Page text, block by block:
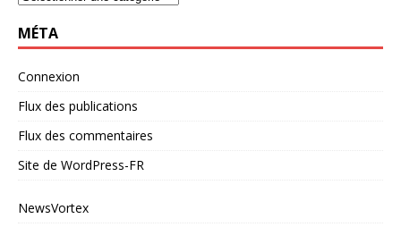
MÉTA
Connexion
Flux des publications
Flux des commentaires
Site de WordPress-FR
NewsVortex